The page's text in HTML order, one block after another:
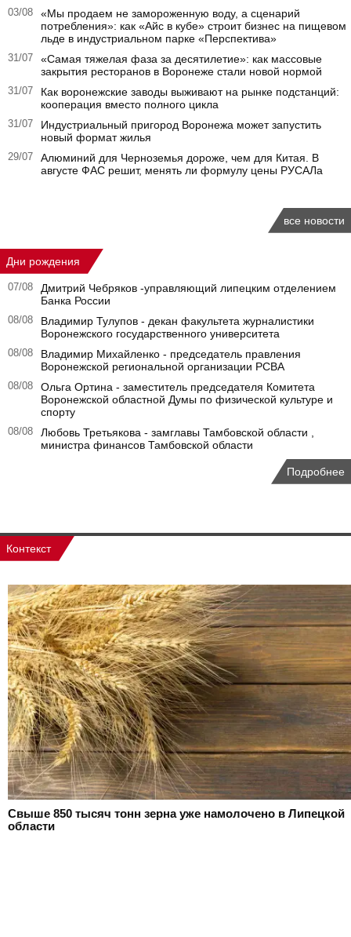
03/08
«Мы продаем не замороженную воду, а сценарий
потребления»: как «Айс в кубе» строит бизнес на пищевом
льде в индустриальном парке «Перспектива»
31/07
«Самая тяжелая фаза за десятилетие»: как массовые
закрытия ресторанов в Воронеже стали новой нормой
31/07
Как воронежские заводы выживают на рынке подстанций:
кооперация вместо полного цикла
31/07
Индустриальный пригород Воронежа может запустить
новый формат жилья
29/07
Алюминий для Черноземья дороже, чем для Китая. В
августе ФАС решит, менять ли формулу цены РУСАЛа
все новости
Дни рождения
07/08
Дмитрий Чебряков -управляющий липецким отделением
Банка России
08/08
Владимир Тулупов - декан факультета журналистики
Воронежского государственного университета
08/08
Владимир Михайленко - председатель правления
Воронежской региональной организации РСВА
08/08
Ольга Ортина - заместитель председателя Комитета
Воронежской областной Думы по физической культуре и
спорту
08/08
Любовь Третьякова - замглавы Тамбовской области ,
министра финансов Тамбовской области
Подробнее
Контекст
Свыше 850 тысяч тонн зерна уже намолочено в Липецкой
области